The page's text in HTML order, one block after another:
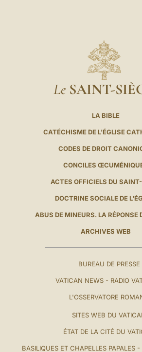
Le SAINT-
LA BIBLE
CATÉCHISME DE L'ÉGLISE
CODES DE DROIT
CONCILES
ACTES OFFICIELS DU
DOCTRINE SOCIALE DE
ABUS DE MINEURS. LA RÉPONSE
ARCHIVES WEB
BUREAU DE PRESSE
VATICAN NEWS - RADIO
L'OSSERVATORE
SITES WEB DU
ÉTAT DE LA CITÉ DU
BASILIQUES ET CHAPELLES PAPALES -